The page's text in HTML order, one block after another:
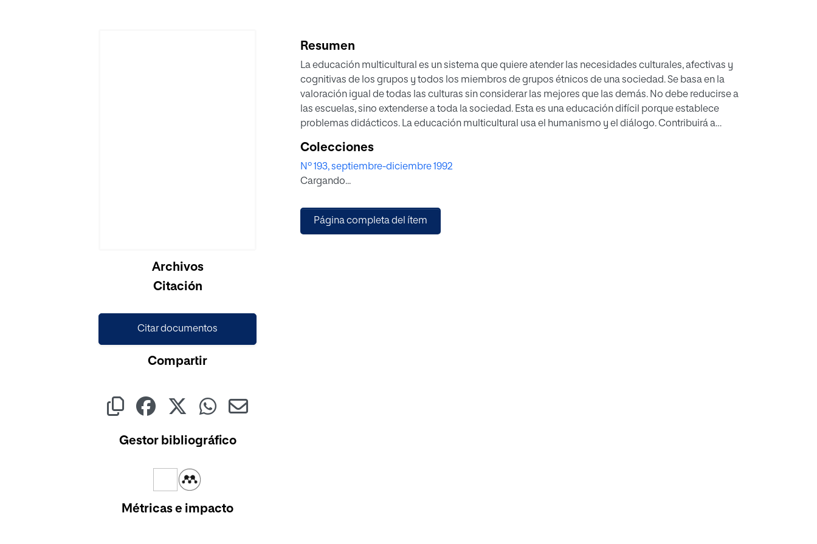
Archivos
Citación
Citar documentos
Compartir
Gestor bibliográfico
Métricas e impacto
Resumen
La educación multicultural es un sistema que quiere atender las necesidades culturales, afectivas y
cognitivas de los grupos y todos los miembros de grupos étnicos de una sociedad. Se basa en la
valoración igual de todas las culturas sin considerar las mejores que las demás. No debe reducirse a
las escuelas, sino extenderse a toda la sociedad. Esta es una educación difícil porque establece
problemas didácticos. La educación multicultural usa el humanismo y el diálogo. Contribuirá a
extranjeros.
Colecciones
Nº 193, septiembre-diciembre 1992
Cargando...
Página completa del ítem